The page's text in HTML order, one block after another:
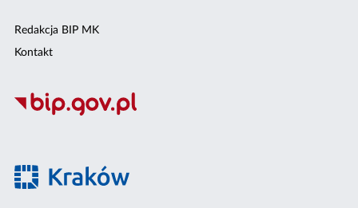
Redakcja BIP MK
Kontakt